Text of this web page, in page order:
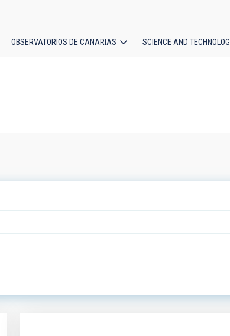
OBSERVATORIOS DE CANARIAS SCIENCE AND